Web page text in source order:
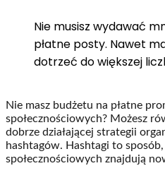
Nie musisz wydawać
płatne posty. Nawet
dotrzeć do większej
Nie masz budżetu na płatne
społecznościowych? Możesz
dobrze działającej strategii
hashtagów. Hashtagi to
społecznościowych znajdują